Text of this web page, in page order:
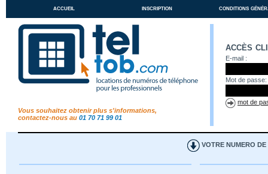
accueil inscription conditions
Vous souhaitez obtenir plus s'informations,
contactez-nous au 01 70 71 99 01
accès
E-mail :
Mot de passe:
mot de
VOTRE NUMERO DE